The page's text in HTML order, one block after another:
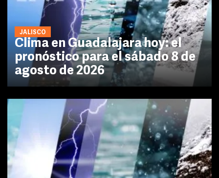
JALISCO
Clima en Guadalajara hoy: el
pronóstico para el sábado 8 de
agosto de 2026